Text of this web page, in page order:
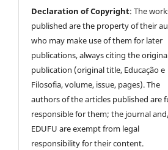
Declaration of Copyright: The
published are the property of their
who may make use of them for later
publications, always citing the
publication (original title, Educação e
Filosofia, volume, issue, pages). The
authors of the articles published are
responsible for them; the journal
EDUFU are exempt from legal
responsibility for their content.